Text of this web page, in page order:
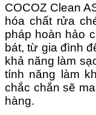
COCOZ Clean
hóa chất rửa
pháp hoàn hảo
bát, từ gia đình
khả năng làm
tính năng làm
chắc chắn sẽ
hàng.